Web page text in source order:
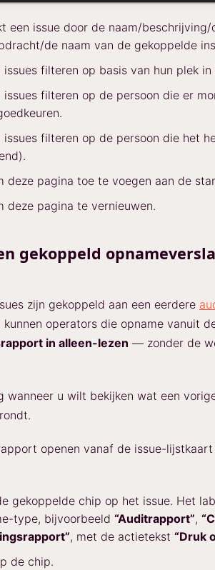
een issue door de naam/
de naam van de gekoppelde
issues filteren op basis van hun plek
issues filteren op de persoon die er
issues filteren op de persoon die het
deze pagina toe te voegen aan de
deze pagina te vernieuwen.
gekoppeld
zijn gekoppeld aan een eerdere
operators die opname vanuit
in alleen-lezen — zonder de
wanneer u wilt bekijken wat een
openen vanaf de issue-
gekoppelde chip op het issue. Het
type, bijvoorbeeld “Auditrapport”,
, met de actietekst “Druk
de chip.